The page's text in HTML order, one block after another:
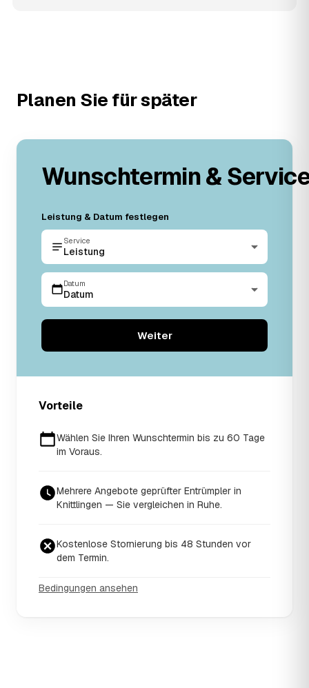
Planen Sie für später
Wunschtermin &
Leistung & Datum festlegen
Service
Leistung
Datum
Datum
Weiter
Vorteile
Wählen Sie Ihren Wunschtermin bis zu 60 Tage
im Voraus.
Mehrere Angebote geprüfter Entrümpler in
Knittlingen — Sie vergleichen in Ruhe.
Kostenlose Stornierung bis 48 Stunden vor
dem Termin.
Bedingungen ansehen